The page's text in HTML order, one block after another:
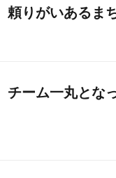
頼りがいあるま
チーム一丸とな